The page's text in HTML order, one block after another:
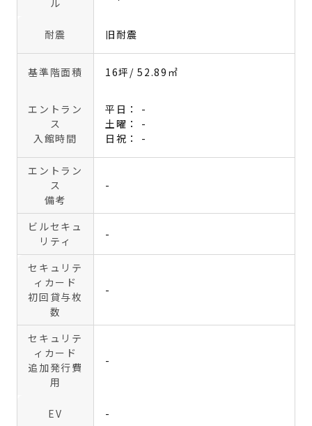
ル
耐震 旧耐震
基準階面積 16坪 / 52.89㎡
エントラン
ス
入館時間
平日： -
土曜： -
日祝： -
エントラン
ス
備考
-
ビルセキュ
リティ
-
セキュリテ
ィカード
初回貸与枚
数
-
セキュリテ
ィカード
追加発行費
用
-
EV -